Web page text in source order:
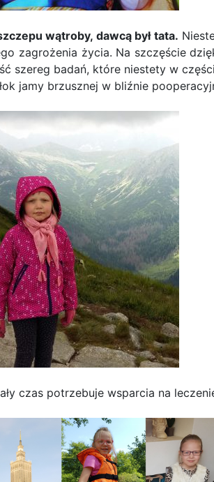
wątroby, dawcą był tata.
zagrożenia życia. Na szczęście
szereg badań, które niestety w
jamy brzusznej w bliźnie
czas potrzebuje wsparcia na